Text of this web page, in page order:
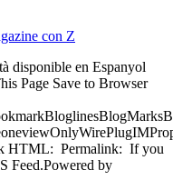
con Z
disponible en Espanyol
Page Save to Browser
HTML: Permalink: If you
Feed.Powered by